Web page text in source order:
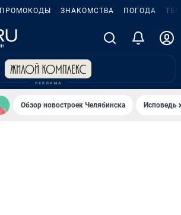
ПРОМОКОДЫ ЗНАКОМСТВА ПОГОДА
Обзор новостроек Челябинска Исповедь